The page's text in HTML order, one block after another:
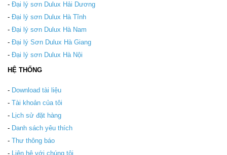
- Đại lý sơn Dulux Hải Dương
- Đại lý sơn Dulux Hà Tĩnh
- Đại lý sơn Dulux Hà Nam
- Đại lý Sơn Dulux Hà Giang
- Đại lý sơn Dulux Hà Nội
HỆ THỐNG
- Download tài liệu
- Tài khoản của tôi
- Lịch sử đặt hàng
- Danh sách yêu thích
- Thư thông báo
- Liên hệ với chúng tôi